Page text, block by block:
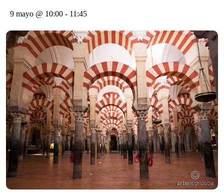
9 mayo @ 10:00 - 11:45